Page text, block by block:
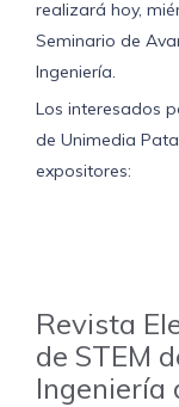
realizará hoy,
Seminario de
Ingeniería.
Los interesados
de Unimedia
expositores:
Revista
de STEM
Ingeniería